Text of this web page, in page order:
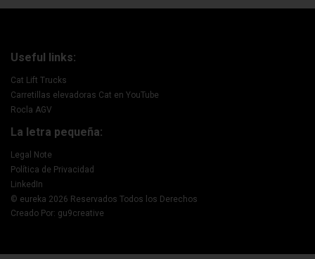
Useful links:
Cat Lift Trucks
Carretillas elevadoras Cat en YouTube
Rocla AGV
La letra pequeña:
Legal Note
Política de Privacidad
LinkedIn
© eureka 2026 Reservados Todos los Derechos
Creado Por: gu9creative